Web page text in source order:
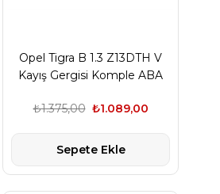
Opel Tigra B 1.3 Z13DTH V
Kayış Gergisi Komple ABA
₺1.089,00
₺1.375,00
Sepete Ekle